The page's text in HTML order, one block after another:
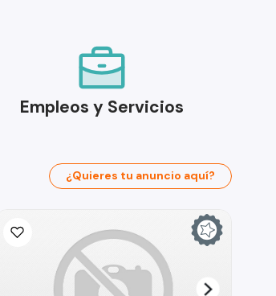
Empleos y Servicios
¿Quieres tu anuncio aquí?